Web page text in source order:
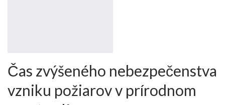
Čas zvýšeného nebezpečenstva
vzniku požiarov v prírodnom